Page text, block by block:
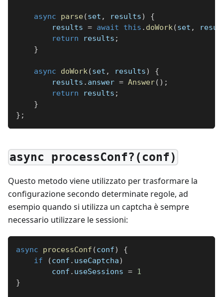
async parse(set , results)
{
        results
= await this . doWork(set ,
return results ;
}
async doWork(set , results)
{
        results
. answer = Answer( ) ;
return results ;
}
} ;
async processConf?(conf)
Questo metodo viene utilizzato per trasformare la
configurazione secondo determinate regole, ad
esempio quando si utilizza un captcha è sempre
necessario utilizzare le sessioni:
async processConf (conf)
{
if
(conf . useCaptcha)
        conf
. useSessions = 1
}